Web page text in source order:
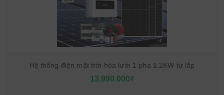
Hệ thống điện mặt trời hòa lưới 1 pha 1.2KW tự lắp
13.990.000₫